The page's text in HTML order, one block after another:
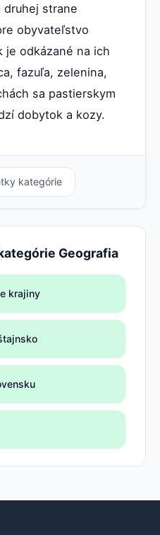
druhej strane
obyvateľstvo
je odkázané na ich
fazuľa, zelenina,
sa pastierskym
dobytok a kozy.
kategórie
Geografia
krajiny